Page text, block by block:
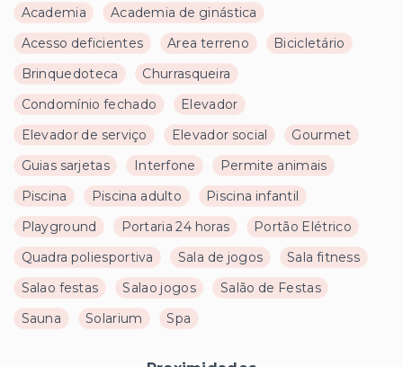
Academia
Academia de ginástica
Acesso deficientes
Area terreno
Bicicletário
Brinquedoteca
Churrasqueira
Condomínio fechado
Elevador
Elevador de serviço
Elevador social
Gourmet
Guias sarjetas
Interfone
Permite animais
Piscina
Piscina adulto
Piscina infantil
Playground
Portaria 24 horas
Portão Elétrico
Quadra poliesportiva
Sala de jogos
Sala fitness
Salao festas
Salao jogos
Salão de Festas
Sauna
Solarium Spa